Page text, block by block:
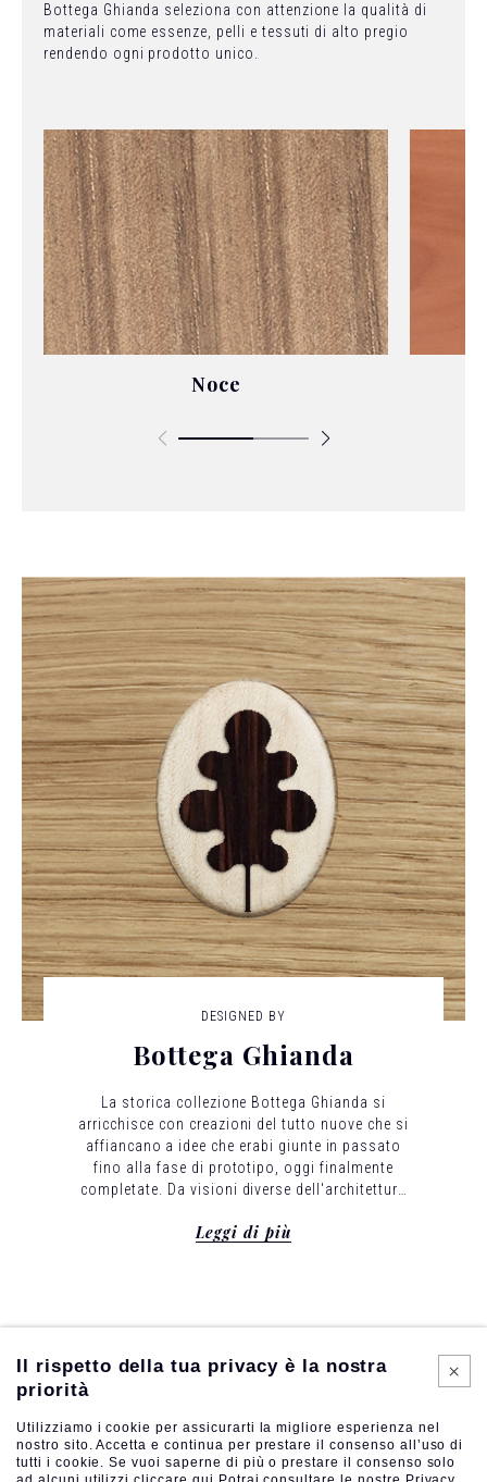
Bottega Ghianda seleziona con attenzione la qualità di
materiali come essenze, pelli e tessuti di alto pregio
rendendo ogni prodotto unico.
Noce
DESIGNED BY
Bottega Ghianda
La storica collezione Bottega Ghianda si
arricchisce con creazioni del tutto nuove che si
affiancano a idee che erabi giunte in passato
fino alla fase di prototipo, oggi finalmente
completate. Da visioni diverse dell'architettura
declinate nel segno del legno: un nuovo tratto
Leggi di più
Il rispetto della tua privacy è la nostra
priorità
Utilizziamo i cookie per assicurarti la migliore esperienza nel
nostro sito. Accetta e continua per prestare il consenso all’uso di
tutti i cookie. Se vuoi saperne di più o prestare il consenso solo